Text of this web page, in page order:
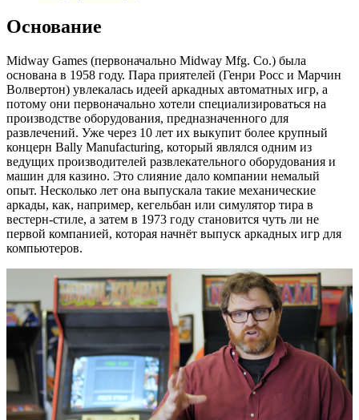
Основание
Midway Games (первоначально Midway Mfg. Co.) была
основана в 1958 году. Пара приятелей (Генри Росс и Марчин
Волвертон) увлекалась идеей аркадных автоматных игр, а
потому они первоначально хотели специализироваться на
производстве оборудования, предназначенного для
развлечений. Уже через 10 лет их выкупит более крупный
концерн Bally Manufacturing, который являлся одним из
ведущих производителей развлекательного оборудования и
машин для казино. Это слияние дало компании немалый
опыт. Несколько лет она выпускала такие механические
аркады, как, например, кегельбан или симулятор тира в
вестерн-стиле, а затем в 1973 году становится чуть ли не
первой компанией, которая начнёт выпуск аркадных игр для
компьютеров.